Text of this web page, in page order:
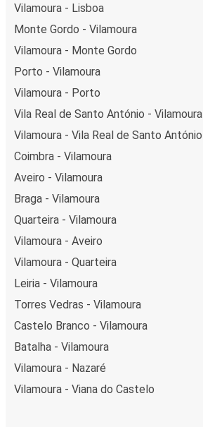
Vilamoura - Lisboa
Monte Gordo - Vilamoura
Vilamoura - Monte Gordo
Porto - Vilamoura
Vilamoura - Porto
Vila Real de Santo António - Vilamoura
Vilamoura - Vila Real de Santo António
Coimbra - Vilamoura
Aveiro - Vilamoura
Braga - Vilamoura
Quarteira - Vilamoura
Vilamoura - Aveiro
Vilamoura - Quarteira
Leiria - Vilamoura
Torres Vedras - Vilamoura
Castelo Branco - Vilamoura
Batalha - Vilamoura
Vilamoura - Nazaré
Vilamoura - Viana do Castelo